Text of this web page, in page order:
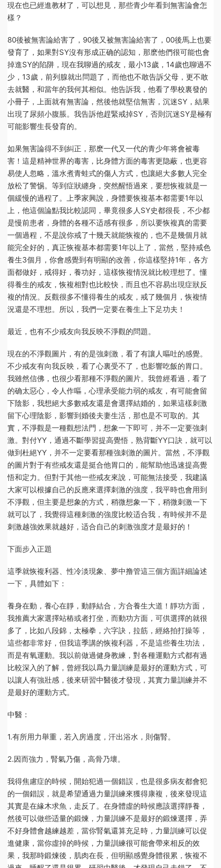
現在也已經進教材了，可以想見，那些青少年看到無害論會怎
樣？
80後被無害論給害了，90後又被無害論給害了，00後馬上也要
發育了，如果對SY沒有形成正确的認知，那麽他們很可能也會
掉進SY的陷阱，現在我聊過的戒友，最小13歲，14歲也聊過不
少，13歲，前列腺就出問題了，而他也不敢告訴父母，更不敢
去就醫，和當年的我何其相似。他告訴我，他看了學校裏發的
小冊子，上面就有無害論，然後他就堅信無害，沉迷SY，結果
出現了尿頻小腹脹。我告訴他趕緊戒掉SY，否則沉迷SY是極有
可能影響生長發育的。
如果無害論得不到糾正，那麽一代又一代的青少年将會被毒
害！這是精神世界的毒害，比身體方面的毒害更隐蔽，也更容
易使人忽略，溫水煮青蛙式的傷人方式，也讓絕大多數人完全
放松了警惕。等到症狀纏身，突然醒悟過來，要想恢複就是一
個緩慢的過程了。上季家興說，身體要恢複基本都需要1年以
上，他這個論點我比較認同，畢竟很多人SY史都很長，不少都
是慢前患者，身體的各種不适感有很多，所以要恢複真的需要
一個過程，不是說你戒了十幾天就能恢複的，也不是幾個月就
能完全好的，真正恢複基本都需要1年以上了，當然，堅持戒色
養生3個月，你會感覺到有明顯的改善，你這樣堅持1年，各方
面都做好，戒得好，養功好，這樣恢複情況就比較理想了。懂
得養生的戒友，恢複相對也比較快，而且也不容易出現症狀反
複的情況。反觀很多不懂得養生的戒友，戒了幾個月，恢複情
況還是不理想。所以，我們一定要在養生上下足功夫！
最近，也有不少戒友向我反映不淨觀的問題。
現在的不淨觀圖片，有的是強刺激，看了有讓人嘔吐的感覺。
不少戒友有向我反映，看了心裏受不了，也影響吃飯的胃口。
我雖然信佛，也很少看那種不淨觀的圖片。我曾經看過，看了
的确太惡心，令人作嘔，心理承受能力弱的戒友，有可能會留
下陰影，我想絕大多數戒友還是會選擇結婚的，如果這樣刺激
留下心理陰影，影響到婚後夫妻生活，那也是不可取的。其
實，不淨觀是一種觀想法門，想象一下即可，并不一定要強刺
激。對付YY，通過不斷學習提高覺悟，熟背斷YY口訣，就可以
做到杜絕YY，并不一定要看那種強刺激的圖片。當然，不淨觀
的圖片對于有些戒友還是挺合他胃口的，能幫助他迅速提高覺
悟和定力。但對于其他一些戒友來說，可能無法接受，我建議
大家可以根據自己的反應來選擇刺激的強度，我平時也會用到
不淨觀，但主要是想象的方式，稍微想象一下，稍微刺激一下
就可以了，我覺得這種刺激的強度比較适合我，有時候并不是
刺激越強效果就越好，适合自己的刺激強度才是最好的！
下面步入正題
這季就恢複利器、性冷淡現象、夢中撸管這三個方面詳細論述
一下，具體如下：
養身在動，養心在靜，動靜結合，方合養生大道！靜功方面，
我推薦大家選擇站樁或者打坐，而動功方面，可供選擇的就很
多了，比如八段錦，太極拳，六字訣，拉筋，經絡拍打操等，
這些都非常好，但我這季講的恢複利器，不是這些養生功法，
而是有氧運動。我以前做過健身教練，對各種運動方式都有過
比較深入的了解，曾經我以爲力量訓練是最好的運動方式，可
以讓人有強壯感，後來研習中醫後才發現，其實力量訓練并不
是最好的運動方式。
中醫：
1.有所用力舉重，若入房過度，汗出浴水，則傷腎。
2.因而強力，腎氣乃傷，高骨乃壞。
我得焦慮症的時候，開始犯過一個錯誤，也是很多病友都會犯
的一個錯誤，就是希望通過力量訓練來獲得康複，後來發現這
其實是在緣木求魚，走反了。在身體虛的時候應該選擇靜養，
然後可以做些适量的鍛煉，力量訓練不是最好的鍛煉選擇，弄
不好身體會越練越差，當你腎氣還算充足時，力量訓練可以促
進健康，當你虛掉的時候，力量訓練很可能會帶來相反的效
果，我那時鍛煉後，肌肉在長，但明顯感覺身體很累，恢複不